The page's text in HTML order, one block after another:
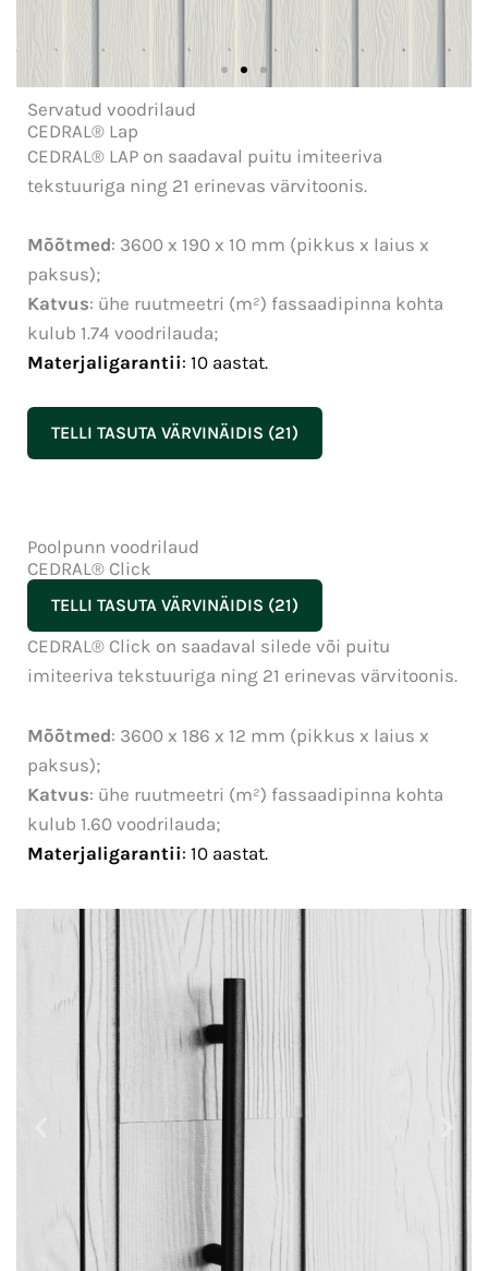
ülekattega paigaldus
Servatud voodrilaud
CEDRAL® Lap
CEDRAL® LAP on saadaval puitu imiteeriva
tekstuuriga ning 21 erinevas värvitoonis.
Mõõtmed: 3600 x 190 x 10 mm (pikkus x laius x
paksus);
Katvus: ühe ruutmeetri (m²) fassaadipinna kohta
kulub 1.74 voodrilauda;
Materjaligarantii: 10 aastat.
TELLI TASUTA VÄRVINÄIDIS (21)
Poolpunn voodrilaud
CEDRAL® Click
TELLI TASUTA VÄRVINÄIDIS (21)
CEDRAL® Click on saadaval silede või puitu
imiteeriva tekstuuriga ning 21 erinevas värvitoonis.
Mõõtmed: 3600 x 186 x 12 mm (pikkus x laius x
paksus);
Katvus: ühe ruutmeetri (m²) fassaadipinna kohta
kulub 1.60 voodrilauda;
Materjaligarantii: 10 aastat.